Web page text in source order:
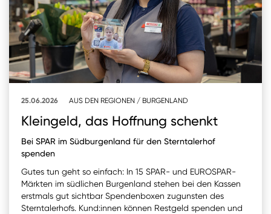
25.06.2026 AUS DEN REGIONEN / BURGENLAND
Kleingeld, das Hoffnung schenkt
Bei SPAR im Südburgenland für den Sterntalerhof
spenden
Gutes tun geht so einfach: In 15 SPAR- und EUROSPAR-
Märkten im südlichen Burgenland stehen bei den Kassen
erstmals gut sichtbar Spendenboxen zugunsten des
Sterntalerhofs. Kund:innen können Restgeld spenden und